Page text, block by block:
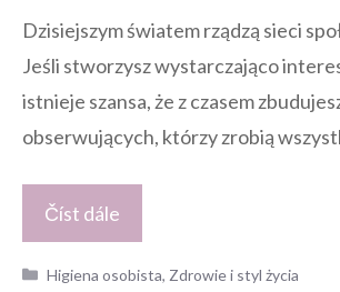
Dzisiejszym światem rządzą sieci
Jeśli stworzysz wystarczająco
istnieje szansa, że z czasem
obserwujących, którzy zrobią
Číst dále
Kategorie
Higiena osobista, Zdrowie i styl życia